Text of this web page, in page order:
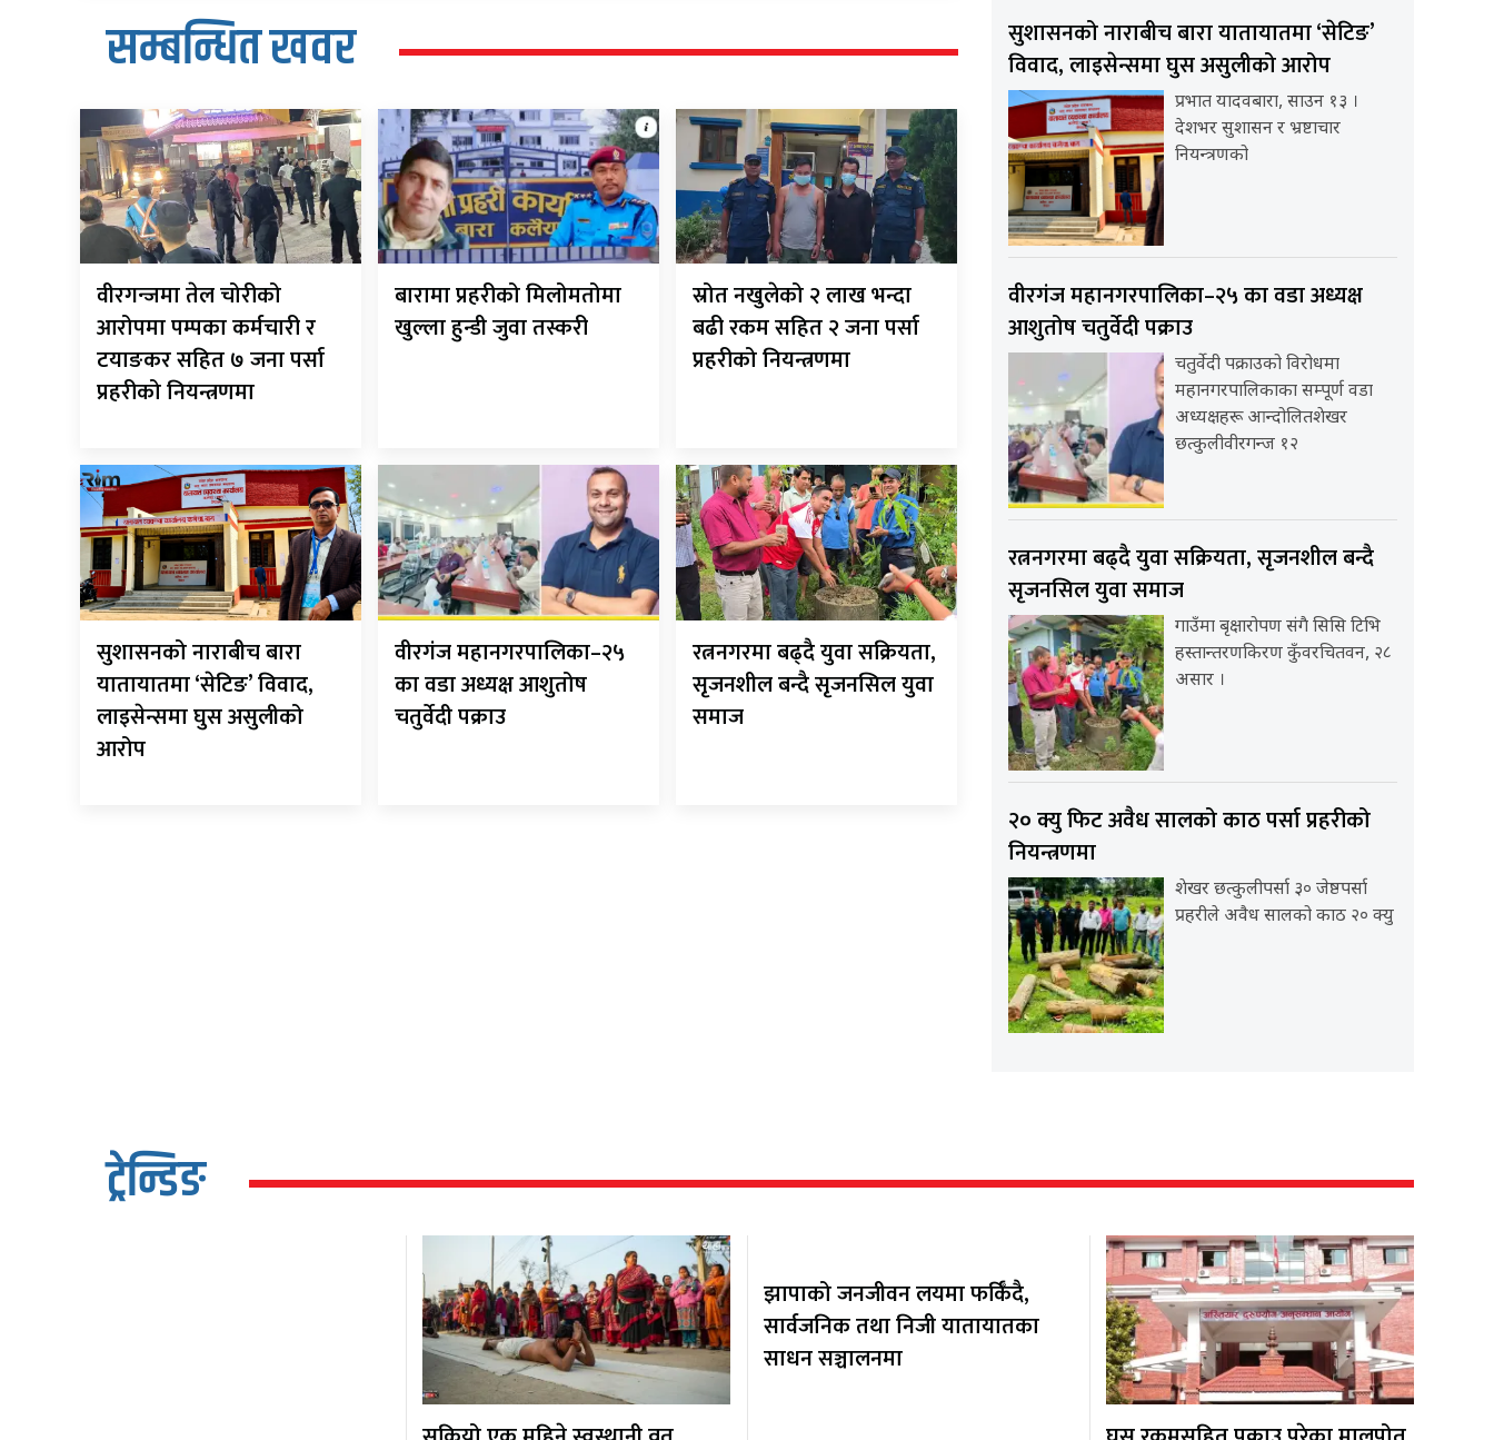
सम्बन्धित खवर
वीरगन्जमा तेल चोरीको
आरोपमा पम्पका कर्मचारी र
टयाङकर सहित ७ जना पर्सा
प्रहरीको नियन्त्रणमा
बारामा प्रहरीको मिलोमतोमा
खुल्ला हुन्डी जुवा तस्करी
स्रोत नखुलेको २ लाख भन्दा
बढी रकम सहित २ जना पर्सा
प्रहरीको नियन्त्रणमा
सुशासनको नाराबीच बारा
यातायातमा ‘सेटिङ’ विवाद,
लाइसेन्समा घुस असुलीको
आरोप
वीरगंज महानगरपालिका–२५
का वडा अध्यक्ष आशुतोष
चतुर्वेदी पक्राउ
रत्ननगरमा बढ्दै युवा सक्रियता,
सृजनशील बन्दै सृजनसिल युवा
समाज
सुशासनको नाराबीच बारा यातायातमा ‘सेटिङ’
विवाद, लाइसेन्समा घुस असुलीको आरोप
प्रभात यादवबारा, साउन १३ ।
देशभर सुशासन र भ्रष्टाचार
नियन्त्रणको
वीरगंज महानगरपालिका–२५ का वडा अध्यक्ष
आशुतोष चतुर्वेदी पक्राउ
चतुर्वेदी पक्राउको विरोधमा
महानगरपालिकाका सम्पूर्ण वडा
अध्यक्षहरू आन्दोलितशेखर
छत्कुलीवीरगन्ज १२
रत्ननगरमा बढ्दै युवा सक्रियता, सृजनशील बन्दै
सृजनसिल युवा समाज
गाउँमा बृक्षारोपण संगै सिसि टिभि
हस्तान्तरणकिरण कुँवरचितवन, २८
असार ।
२० क्यु फिट अवैध सालको काठ पर्सा प्रहरीको
नियन्त्रणमा
शेखर छत्कुलीपर्सा ३० जेष्ठपर्सा
प्रहरीले अवैध सालको काठ २० क्यु
ट्रेन्डिङ
झापाको जनजीवन लयमा फर्किँदै,
सार्वजनिक तथा निजी यातायातका
साधन सञ्चालनमा